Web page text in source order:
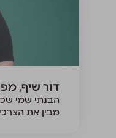
דור שיף,
הבנתי שמי
מבין את